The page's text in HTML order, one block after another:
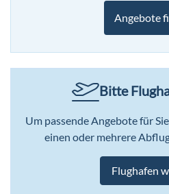
Angebote
Bitte
Um passende Angebote für
einen oder mehrere
Flughafen